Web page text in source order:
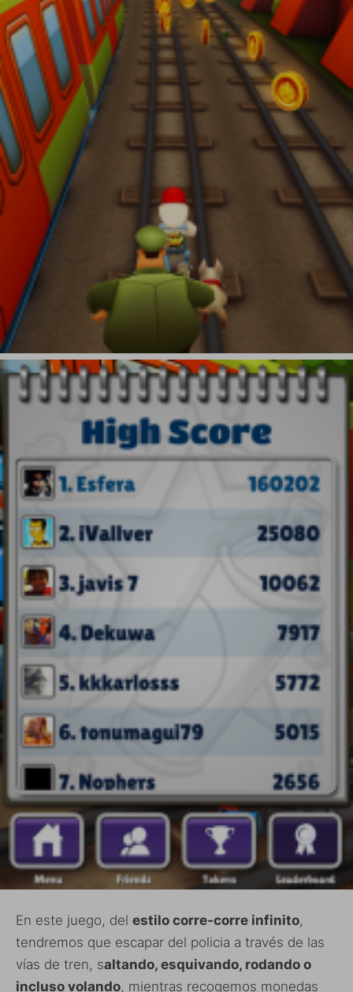
En este juego, del estilo corre-corre infinito,
tendremos que escapar del policia a través de las
vías de tren, saltando, esquivando, rodando o
incluso volando, mientras recogemos monedas